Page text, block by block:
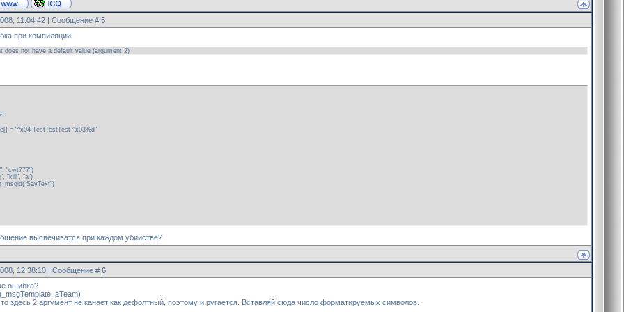
11:04:42 | Сообщение # 5
при компиляции
does not have a default value (argument 2)
= "^x04 TestTestTest ^x03%d"
"cwt777")
"kill", "a")
высвечиватся при каждом убийстве?
12:38:10 | Сообщение # 6
ошибка?
aTeam)
здесь 2 аргумент не канает как дефолтный, поэтому и ругается. Вставляй сюда число форматируемых символов.